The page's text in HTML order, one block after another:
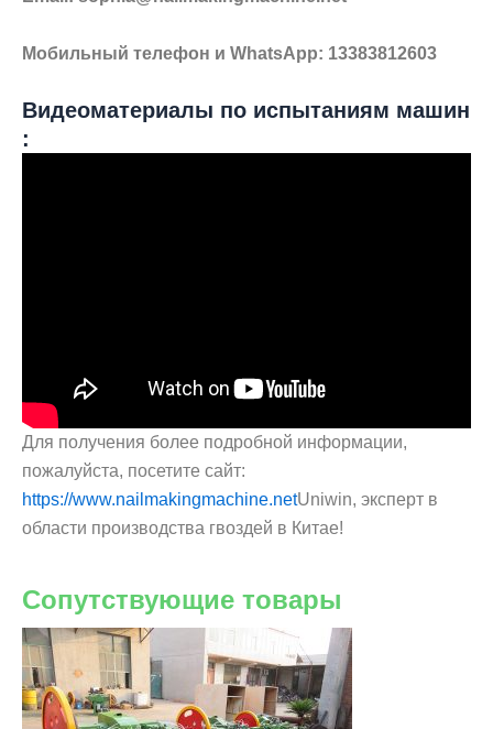
Мобильный телефон и WhatsApp: 13383812603
Видеоматериалы по испытаниям машин
:
Для получения более подробной информации,
пожалуйста, посетите сайт:
https://www.nailmakingmachine.netUniwin, эксперт в
области производства гвоздей в Китае!
Сопутствующие товары